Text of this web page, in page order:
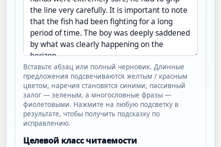
Вставьте абзац или полный черновик. Длинные
предложения подсвечиваются желтым / красным
цветом, наречия становятся синими, пассивный
залог — зеленым, а многословные фразы —
фиолетовыми. Нажмите на любую подсветку в
результате, чтобы получить подсказку по
исправлению.
Целевой класс читаемости